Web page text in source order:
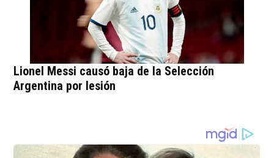
Lionel Messi causó baja de la Selección
Argentina por lesión